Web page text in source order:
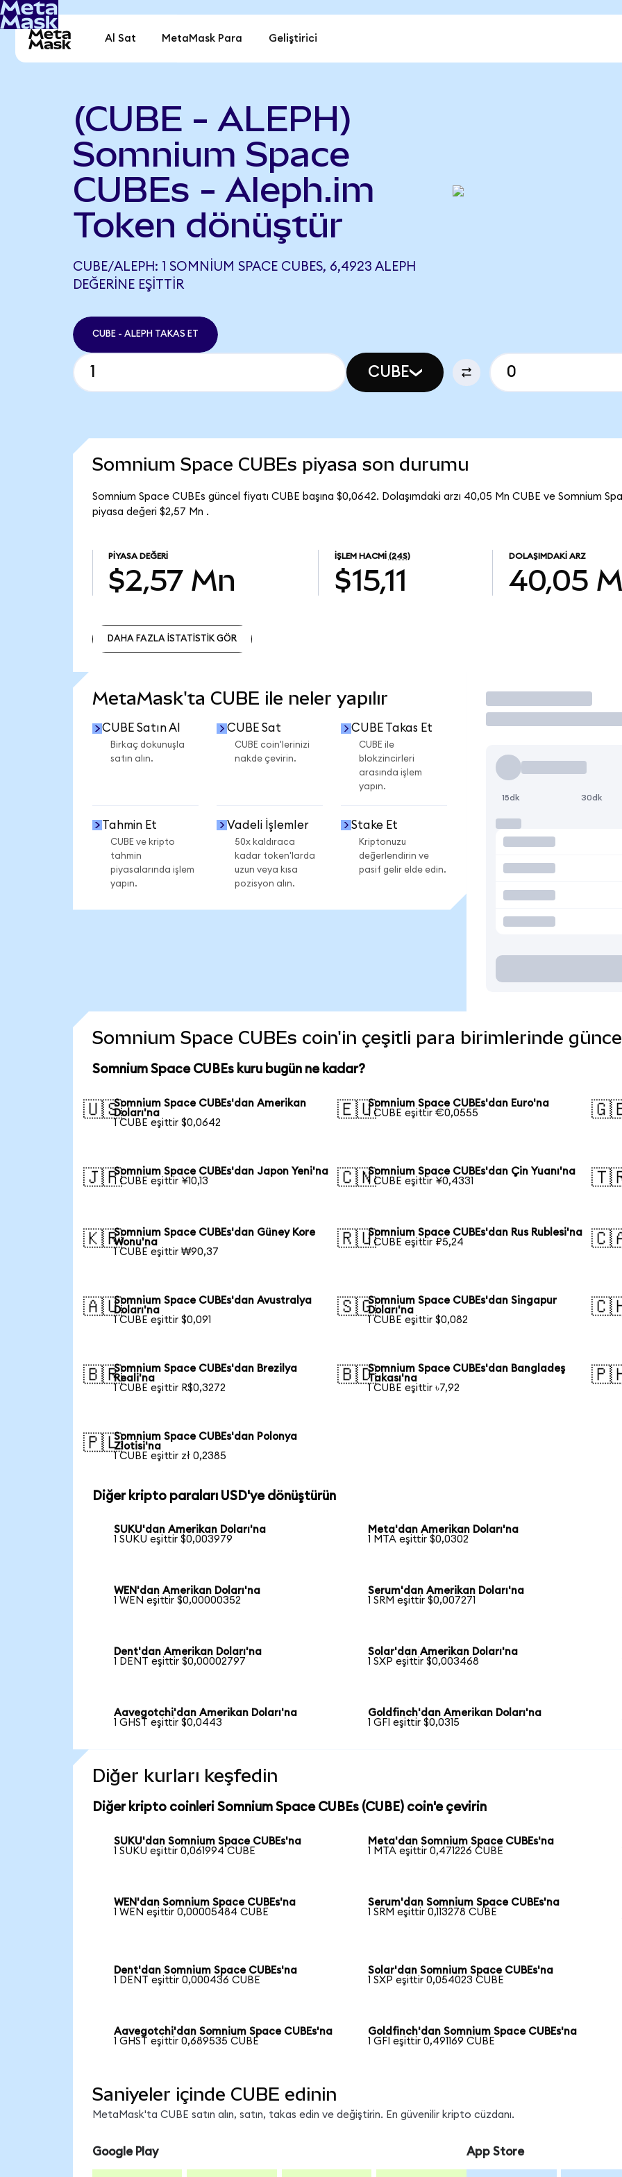
Al Sat MetaMask Para Geliştirici
(CUBE - ALEPH)
Somnium Space
CUBEs - Aleph.im
Token dönüştür
CUBE/ALEPH: 1 SOMNIUM SPACE CUBES, 6,4923 ALEPH
DEĞERINE EŞITTIR
CUBE - ALEPH TAKAS ET
CUBE
Somnium Space CUBEs piyasa son durumu
Somnium Space CUBEs güncel fiyatı CUBE başına $0,0642. Dolaşımdaki arzı 40,05 Mn CUBE ve Somnium
piyasa değeri $2,57 Mn .
PIYASA DEĞERI
$2,57 Mn
İŞLEM HACMI (24S)
$15,11
DOLAŞIMDAKI ARZ
40,05
DAHA FAZLA İSTATİSTİK GÖR
MetaMask'ta CUBE ile neler yapılır
CUBE Satın Al
Birkaç dokunuşla
satın alın.
CUBE Sat
CUBE coin'lerinizi
nakde çevirin.
CUBE Takas Et
CUBE ile
blokzincirleri
arasında işlem
yapın.
Tahmin Et
CUBE ve kripto
tahmin
piyasalarında işlem
yapın.
Vadeli İşlemler
50x kaldıraca
kadar token'larda
uzun veya kısa
pozisyon alın.
Stake Et
Kriptonuzu
değerlendirin ve
pasif gelir elde edin.
İşlem Yap
15dk 30dk
Somnium Space CUBEs coin'in çeşitli para birimlerinde
Somnium Space CUBEs kuru bugün ne kadar?
🇺🇸Somnium Space CUBEs'dan Amerikan
Doları'na
1 CUBE eşittir $0,0642
🇪🇺Somnium Space CUBEs'dan Euro'na
1 CUBE eşittir €0,0555
🇯🇵Somnium Space CUBEs'dan Japon Yeni'na
1 CUBE eşittir ¥10,13
🇨🇳Somnium Space CUBEs'dan Çin Yuanı'na
1 CUBE eşittir ¥0,4331
🇰🇷Somnium Space CUBEs'dan Güney Kore
Wonu'na
1 CUBE eşittir ₩90,37
🇷🇺Somnium Space CUBEs'dan Rus Rublesi'na
1 CUBE eşittir ₽5,24
🇦🇺Somnium Space CUBEs'dan Avustralya
Doları'na
1 CUBE eşittir $0,091
🇸🇬Somnium Space CUBEs'dan Singapur
Doları'na
1 CUBE eşittir $0,082
🇧🇷Somnium Space CUBEs'dan Brezilya
Reali'na
1 CUBE eşittir R$0,3272
🇧🇩Somnium Space CUBEs'dan Bangladeş
Takası'na
1 CUBE eşittir ৳7,92
🇵🇱Somnium Space CUBEs'dan Polonya
Zlotisi'na
1 CUBE eşittir zł 0,2385
Diğer kripto paraları USD'ye dönüştürün
SUKU'dan Amerikan Doları'na
1 SUKU eşittir $0,003979
Meta'dan Amerikan Doları'na
1 MTA eşittir $0,0302
WEN'dan Amerikan Doları'na
1 WEN eşittir $0,00000352
Serum'dan Amerikan Doları'na
1 SRM eşittir $0,007271
Dent'dan Amerikan Doları'na
1 DENT eşittir $0,00002797
Solar'dan Amerikan Doları'na
1 SXP eşittir $0,003468
Aavegotchi'dan Amerikan Doları'na
1 GHST eşittir $0,0443
Goldfinch'dan Amerikan Doları'na
1 GFI eşittir $0,0315
Diğer kurları keşfedin
Diğer kripto coinleri Somnium Space CUBEs (CUBE) coin'e çevirin
SUKU'dan Somnium Space CUBEs'na
1 SUKU eşittir 0,061994 CUBE
Meta'dan Somnium Space CUBEs'na
1 MTA eşittir 0,471226 CUBE
WEN'dan Somnium Space CUBEs'na
1 WEN eşittir 0,00005484 CUBE
Serum'dan Somnium Space CUBEs'na
1 SRM eşittir 0,113278 CUBE
Dent'dan Somnium Space CUBEs'na
1 DENT eşittir 0,000436 CUBE
Solar'dan Somnium Space CUBEs'na
1 SXP eşittir 0,054023 CUBE
Aavegotchi'dan Somnium Space CUBEs'na
1 GHST eşittir 0,689535 CUBE
Goldfinch'dan Somnium Space CUBEs'na
1 GFI eşittir 0,491169 CUBE
Saniyeler içinde CUBE edinin
MetaMask'ta CUBE satın alın, satın, takas edin ve değiştirin. En güvenilir kripto cüzdanı.
Google Play App Store